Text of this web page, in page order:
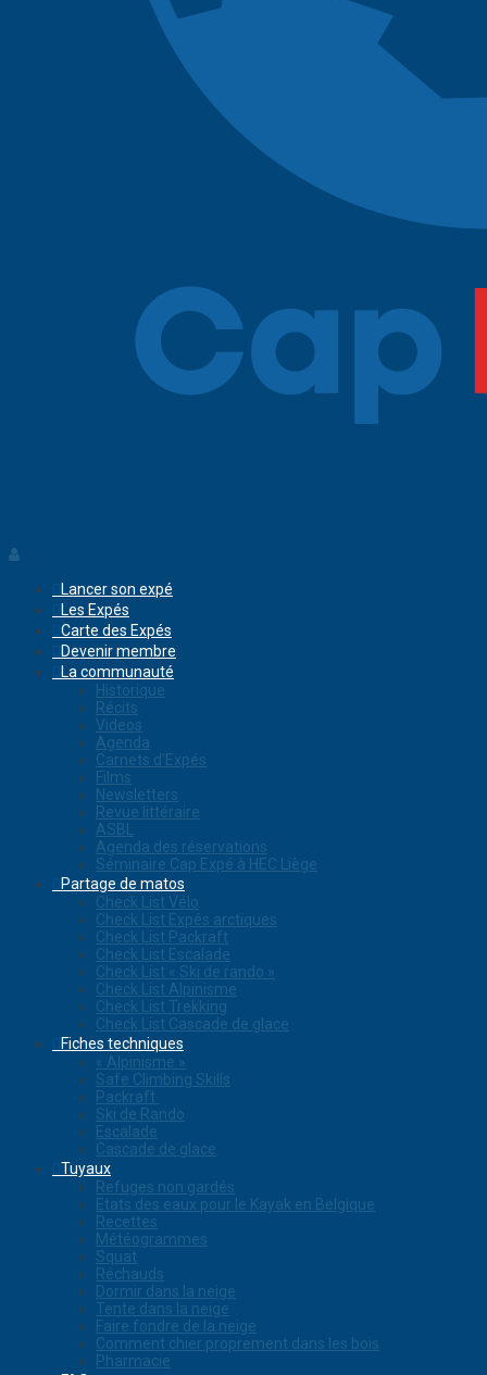
Lancer son expé
Les Expés
Carte des Expés
Devenir membre
La communauté
Historique
Récits
Videos
Agenda
Carnets d’Expés
Films
Newsletters
Revue littéraire
ASBL
Agenda des réservations
Séminaire Cap Expé à HEC Liège
Partage de matos
Check List Vélo
Check List Expés arctiques
Check List Packraft
Check List Escalade
Check List « Ski de rando »
Check List Alpinisme
Check List Trekking
Check List Cascade de glace
Fiches techniques
« Alpinisme »
Safe Climbing Skills
Packraft
Ski de Rando
Escalade
Cascade de glace
Tuyaux
Refuges non gardés
Etats des eaux pour le Kayak en Belgique
Recettes
Météogrammes
Squat
Réchauds
Dormir dans la neige
Tente dans la neige
Faire fondre de la neige
Comment chier proprement dans les bois
Pharmacie